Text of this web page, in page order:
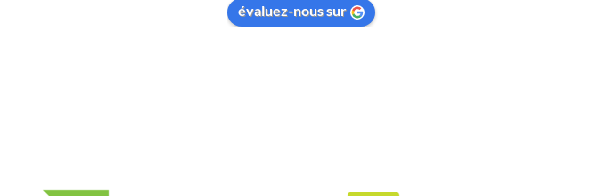
évaluez-nous sur